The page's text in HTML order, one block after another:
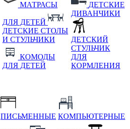
МАТРАСЫ
ДЛЯ ДЕТЕЙ
ДЕТСКИЕ СТОЛЫ
И СТУЛЬЧИКИ
КОМОДЫ
ДЛЯ ДЕТЕЙ
ДЕТСКИЕ
ДИВАНЧИКИ
ДЕТСКИЙ
СТУЛЬЧИК
ДЛЯ
КОРМЛЕНИЯ
ПИСЬМЕННЫЕ КОМПЬЮТЕРНЫЕ